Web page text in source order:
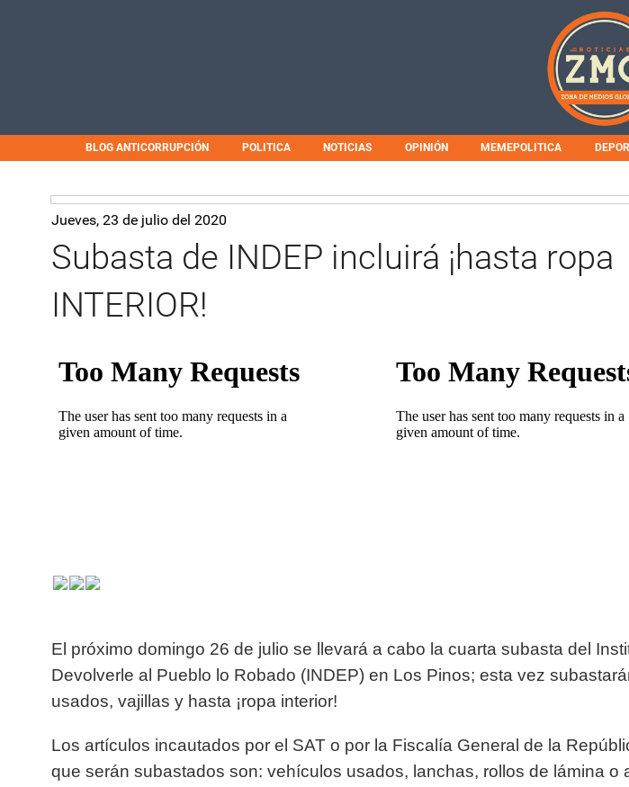
BLOG ANTICORRUPCIÓN POLITICA NOTICIAS OPINIÓN MEMEPOLITICA
Jueves, 23 de julio del 2020
Subasta de INDEP incluirá ¡hasta ropa
INTERIOR!
El próximo domingo 26 de julio se llevará a cabo la cuarta subasta del
Devolverle al Pueblo lo Robado (INDEP) en Los Pinos; esta vez
usados, vajillas y hasta ¡ropa interior!
Los artículos incautados por el SAT o por la Fiscalía General de la
que serán subastados son: vehículos usados, lanchas, rollos de lámina o